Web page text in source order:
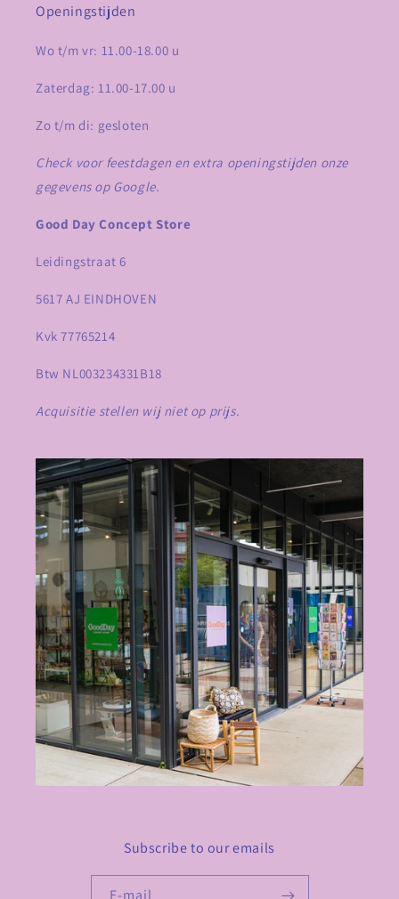
Openingstijden
Wo t/m vr: 11.00-18.00 u
Zaterdag: 11.00-17.00 u
Zo t/m di: gesloten
Check voor feestdagen en extra openingstijden onze
gegevens op Google.
Good Day Concept Store
Leidingstraat 6
5617 AJ EINDHOVEN
Kvk 77765214
Btw NL003234331B18
Acquisitie stellen wij niet op prijs.
Subscribe to our emails
E‑mail